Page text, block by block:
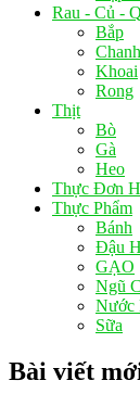
Rau - Củ -
Bắp
Chanh
Khoai
Rong
Thịt
Bò
Gà
Heo
Thực Đơn
Thực Phẩm
Bánh
Đậu
GẠO
Ngũ
Nước
Sữa
Bài viết